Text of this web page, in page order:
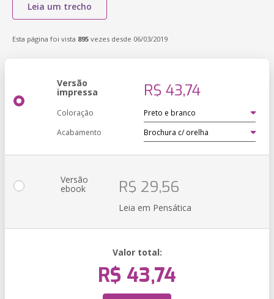
Leia um trecho
Esta página foi vista 895 vezes desde 06/03/2019
Versão
impressa R$ 43,74
Coloração
Acabamento
Versão
ebook R$ 29,56
Leia em Pensática
Valor total:
R$ 43,74